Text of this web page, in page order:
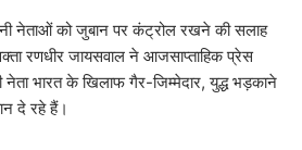
नेताओं को जुबान पर कंट्रोल रखने की सलाह
रणधीर जायसवाल ने आजसाप्ताहिक प्रेस
नेता भारत के खिलाफ गैर-जिम्मेदार, युद्ध भड़काने
दे रहे हैं।